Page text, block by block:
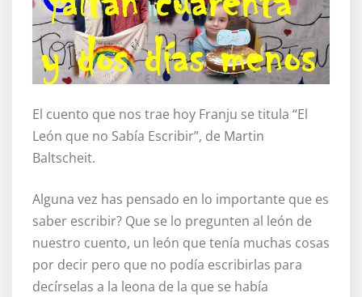
El cuento que nos trae hoy Franju se titula “El
León que no Sabía Escribir”, de Martin
Baltscheit.
Alguna vez has pensado en lo importante que es
saber escribir? Que se lo pregunten al león de
nuestro cuento, un león que tenía muchas cosas
por decir pero que no podía escribirlas para
decírselas a la leona de la que se había